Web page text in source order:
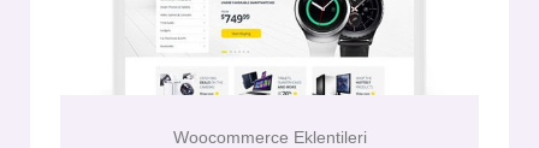
Woocommerce Eklentileri